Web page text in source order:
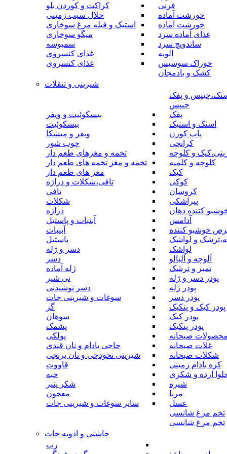
فرنی
خورشت آماده
خورشت آماده
غذای آماده سرد
ساندویچ سرد
الویه
خوراک سوسیس
کشک و بادمجان
کراکت و کوردن بلو
خلال سیب زمینی
استیک و فیله مرغ سوخاری
میگو سوخاری
سمبوسه
غذای کنسروی
غذای کنسروی
شیرینی و تنقلات
و پفک
چیپس
پفک
اسنک و استیک
پاپ کورن
کرانچی
و کلوچه
کلوچه و کلمپه
کیک
کوکی
کروسان
پیراشکی
کننده دهان
آدامس
خوشبو کننده
و لواشک
لواشک
آلوچه و آلبالو
تمبر و ترشک
پودر دسر و ژله
پودر ژله
پودر دسر
پودر کیک و پنکیک
پودر کیک
پودر پنکیک
محصولات صبحانه
غلات صبحانه
شکلات صبحانه
کره بادام زمینی
ارده و شکری
شیره
مربا
عسل
تخم مرغ شانسی
تخم مرغ شانسی
بیسکوئیت و ویفر
بیسکوئیت
ویفر و میشکا
چوب شور
تخمه و مغزهای طعم دار
تخمه و مغز تخمه های طعم دار
مغز های طعم دار
تافی،شکلات و دراژه
تافی
شکلات
دراژه
آبنبات و پاستیل
آبنبات
پاستیل
دسر و ژله
دسر
ژله آماده
نی شیر
دسر نوشیدنی
سوغات و شیرینی جات
گز
سوهان
پشمک
پولکی
حاجی بادام و نان قندی
شیرینی نخودچی و نان برنجی
قاووت
حبه
شکر پنیر
معجون
سایر سوغات و شیرینی جات
چاشنی و ادویه جات
رب